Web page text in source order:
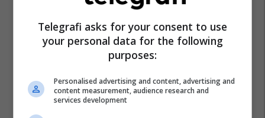
Telegrafi asks for your consent to use
your personal data for the following
purposes:
Personalised advertising and content, advertising and
content measurement, audience research and
services development